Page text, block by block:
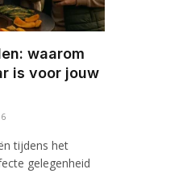
waarom
is voor jouw
tijdens het
gelegenheid